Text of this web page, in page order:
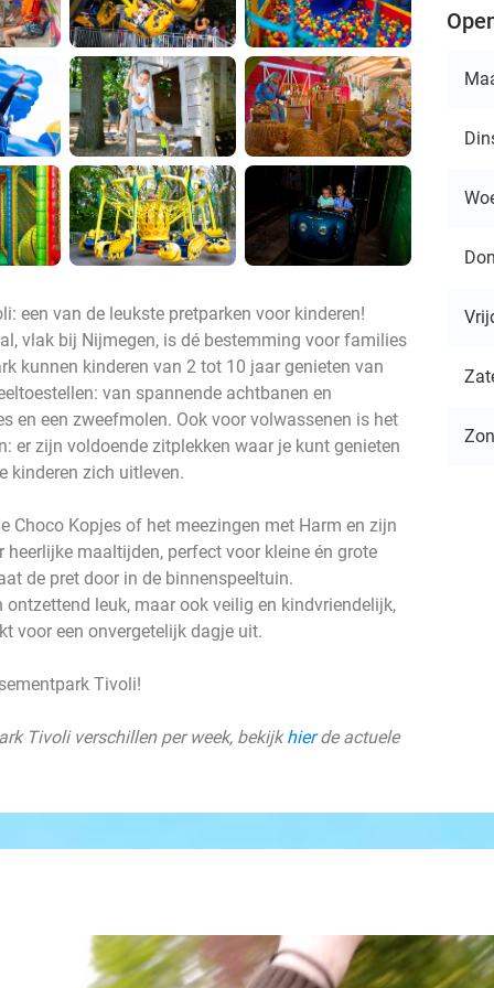
een van de leukste pretparken voor kinderen!
vlak bij Nijmegen, is dé bestemming voor families
kunnen kinderen van 2 tot 10 jaar genieten van
van spannende achtbanen en
en een zweefmolen. Ook voor volwassenen is het
er zijn voldoende zitplekken waar je kunt genieten
kinderen zich uitleven.
Choco Kopjes of het meezingen met Harm en zijn
heerlijke maaltijden, perfect voor kleine én grote
de pret door in de binnenspeeltuin.
leuk, maar ook veilig en kindvriendelijk,
voor een onvergetelijk dagje uit.
Tivoli!
Tivoli verschillen per week, bekijkhierde actuele